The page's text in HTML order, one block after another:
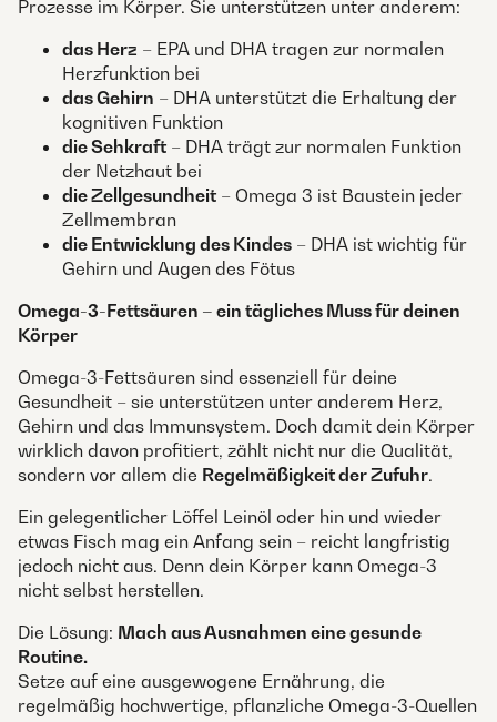
Prozesse im Körper. Sie unterstützen unter anderem:
das Herz – EPA und DHA tragen zur normalen
Herzfunktion bei
das Gehirn – DHA unterstützt die Erhaltung der
kognitiven Funktion
die Sehkraft – DHA trägt zur normalen Funktion
der Netzhaut bei
die Zellgesundheit – Omega 3 ist Baustein jeder
Zellmembran
die Entwicklung des Kindes – DHA ist wichtig für
Gehirn und Augen des Fötus
Omega-3-Fettsäuren – ein tägliches Muss für deinen
Körper
Omega-3-Fettsäuren sind essenziell für deine
Gesundheit – sie unterstützen unter anderem Herz,
Gehirn und das Immunsystem. Doch damit dein Körper
wirklich davon profitiert, zählt nicht nur die Qualität,
sondern vor allem die Regelmäßigkeit der Zufuhr.
Ein gelegentlicher Löffel Leinöl oder hin und wieder
etwas Fisch mag ein Anfang sein – reicht langfristig
jedoch nicht aus. Denn dein Körper kann Omega-3
nicht selbst herstellen.
Die Lösung: Mach aus Ausnahmen eine gesunde
Routine.
Setze auf eine ausgewogene Ernährung, die
regelmäßig hochwertige, pflanzliche Omega-3-Quellen